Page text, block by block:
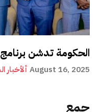
الحكومة تدشن برنامج
ألأخبار August 16, 2025
جمع